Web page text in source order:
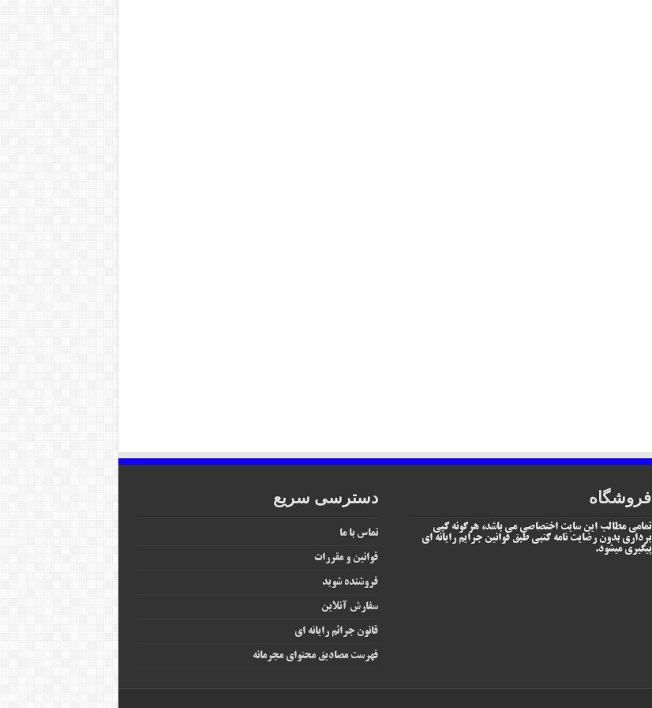
فروشگاه
تمامی مطالب این سایت اختصاصی می باشد، هرگونه کپی
برداری بدون رضایت نامه کتبی طبق قوانین جرایم رایانه ای
پیگیری میشود.
دسترسی سریع
تماس با ما
قوانین و مقررات
فروشنده شوید
سفارش آنلاین
قانون جرائم رایانه‌ ای
فهرست مصادیق محتوای مجرمانه